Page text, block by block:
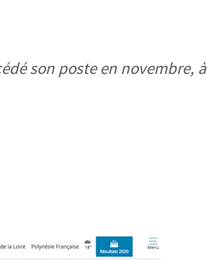
son poste en novembre, à